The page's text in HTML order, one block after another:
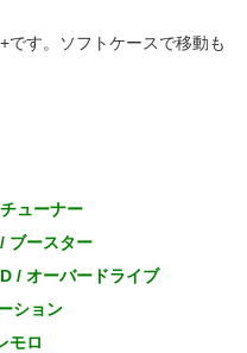
す。ソフトケースで移動も
ューナー
ブースター
/ オーバードライブ
ション
モロ